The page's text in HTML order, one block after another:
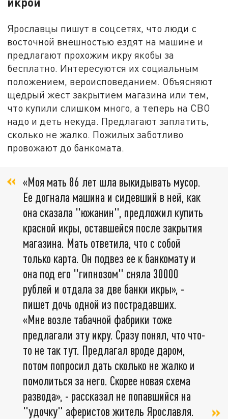
Ярославцы пишут в соцсетях, что люди с
восточной внешностью ездят на машине и
предлагают прохожим икру якобы за
бесплатно. Интересуются их социальным
положением, вероисповеданием. Объясняют
щедрый жест закрытием магазина или тем,
что купили слишком много, а теперь на СВО
надо и деть некуда. Предлагают заплатить,
сколько не жалко. Пожилых заботливо
провожают до банкомата.
«Моя мать 86 лет шла выкидывать мусор.
Ее догнала машина и сидевший в ней, как
она сказала "южанин", предложил купить
красной икры, оставшейся после закрытия
магазина. Мать ответила, что с собой
только карта. Он подвез ее к банкомату и
она под его "гипнозом" сняла 30000
рублей и отдала за две банки икры», -
пишет дочь одной из пострадавших.
«Мне возле табачной фабрики тоже
предлагали эту икру. Сразу понял, что что-
то не так тут. Предлагал вроде даром,
потом попросил дать сколько не жалко и
помолиться за него. Скорее новая схема
развода», - рассказал не попавшийся на
"удочку" аферистов житель Ярославля.